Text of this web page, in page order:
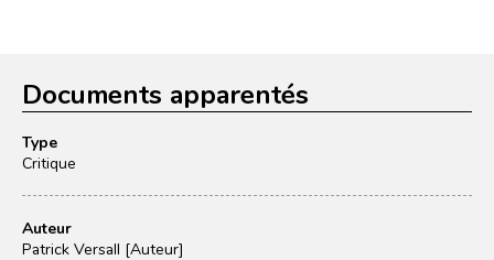
Documents apparentés
Type
Critique
Auteur
Patrick Versall [Auteur]